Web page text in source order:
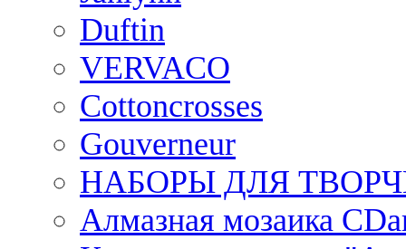
Duftin
VERVACO
Cottoncrosses
Gouverneur
НАБОРЫ ДЛЯ
Алмазная мозаика